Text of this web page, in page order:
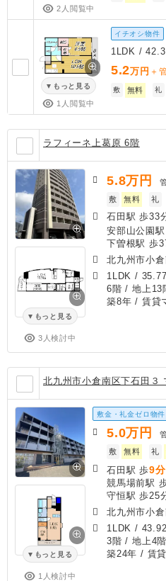
2人閲覧中
もっと見る
1人閲覧中
イチオシ物件
1LDK /
5.2万円 ＋
敷 無料 礼
ラフィーネ上葛原 6階
もっと見る
3人検討中
5.8万円
敷
無料 礼
石田駅 歩33
安部山公園
下曽根駅 歩
北九州市小倉
1LDK /
6階 / 地上13
築8年 / 賃貸
北九州市小倉南区下石田３
もっと見る
1人検討中
敷金・礼金ゼロ物件
5.0万円
敷
無料 礼
石田駅 歩9分
競馬場前駅
守恒駅 歩25
北九州市小
1LDK /
3階 / 地上4
築24年 / 賃